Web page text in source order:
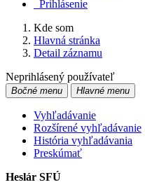
Prihlásenie
Kde som
Hlavná stránka
Detail záznamu
Neprihlásený používateľ
Bočné menu Hlavné menu
Vyhľadávanie
Rozšírené vyhľadávanie
História vyhľadávania
Preskúmať
Heslár SFÚ